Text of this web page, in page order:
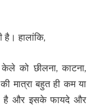
हालांकि,
को छीलना, काटना,
मात्रा बहुत ही कम या
है और इसके फायदे और